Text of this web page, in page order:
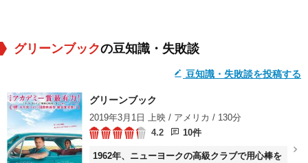
グリーンブックの豆知識・失敗談
豆知識・失敗談を投稿する
グリーンブック
2019年3月1日 上映 / アメリカ / 130分
4.2
10件
1962年、ニューヨークの高級クラブで用心棒を